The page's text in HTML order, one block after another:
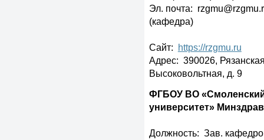
Эл. почта:
(кафедра)
Сайт: https://rzgmu.ru
Адрес: 390026,
Высоковольтная, д. 9
ФГБОУ ВО
университет»
Должность: Зав.